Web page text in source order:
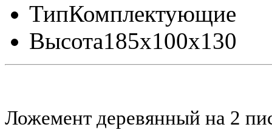
ТипКомплектующие
Высота185x100x130
Ложемент деревянный на 2